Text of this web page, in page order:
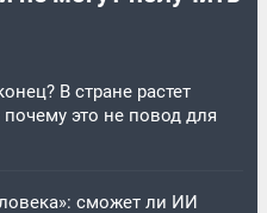
В стране растет
это не повод для
сможет ли ИИ